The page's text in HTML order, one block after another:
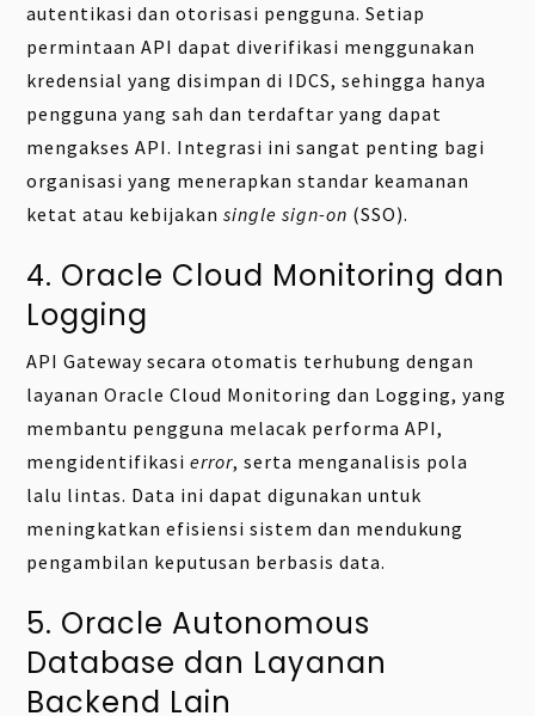
autentikasi dan otorisasi pengguna. Setiap
permintaan API dapat diverifikasi menggunakan
kredensial yang disimpan di IDCS, sehingga hanya
pengguna yang sah dan terdaftar yang dapat
mengakses API. Integrasi ini sangat penting bagi
organisasi yang menerapkan standar keamanan
ketat atau kebijakan single sign-on (SSO).
4. Oracle Cloud Monitoring dan
Logging
API Gateway secara otomatis terhubung dengan
layanan Oracle Cloud Monitoring dan Logging, yang
membantu pengguna melacak performa API,
mengidentifikasierror, serta menganalisis pola
lalu lintas. Data ini dapat digunakan untuk
meningkatkan efisiensi sistem dan mendukung
pengambilan keputusan berbasis data.
5. Oracle Autonomous
Database dan Layanan
Backend Lain